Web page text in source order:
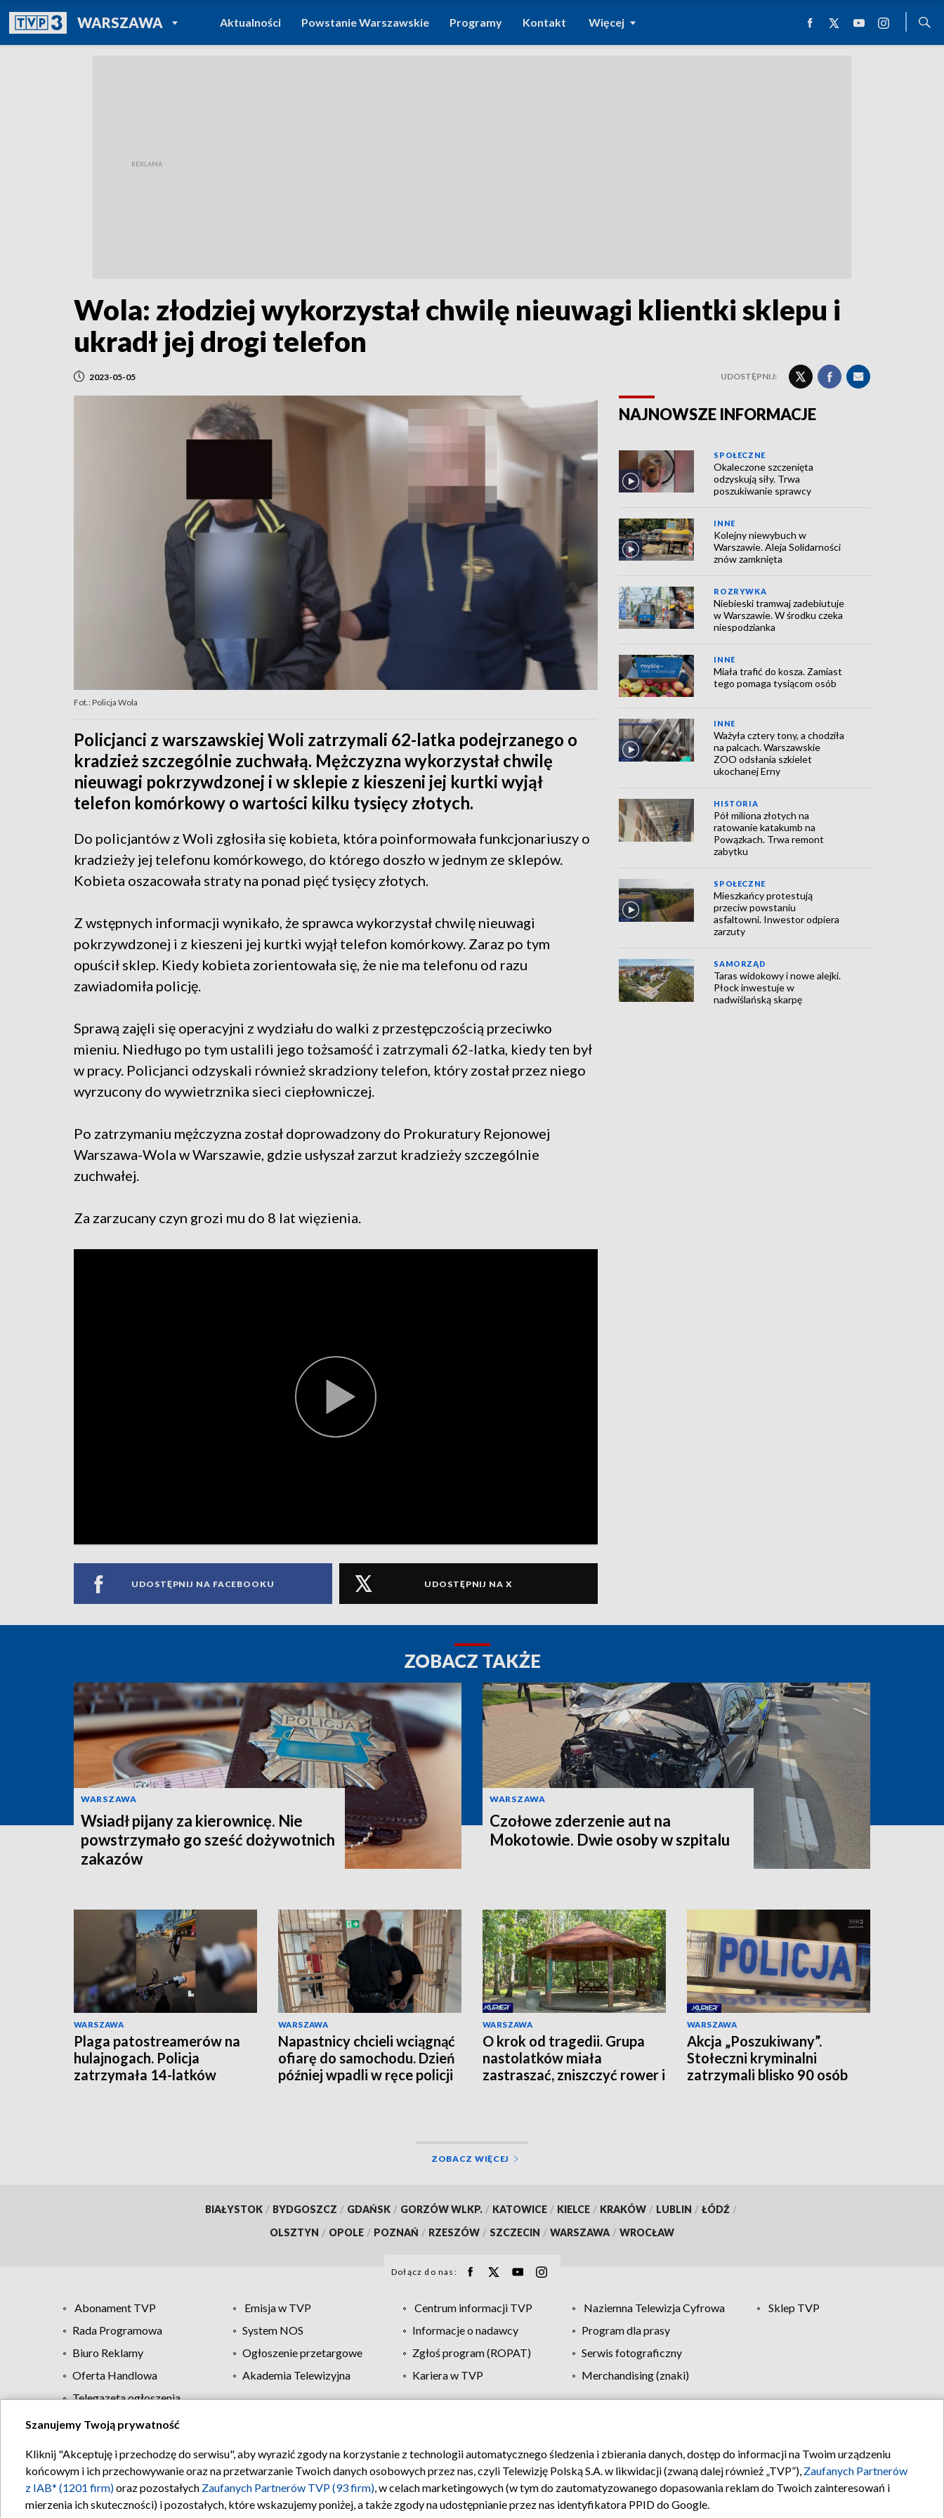
WARSZAWAPOWRÓT DO
TVP REGIONY
Aktualności Powstanie Warszawskie Programy Kontakt Więcej
Wola: złodziej wykorzystał chwilę nieuwagi klientki sklepu i
ukradł jej drogi telefon
2023-05-05 UDOSTĘPNIJ:
Fot.: Policja Wola
Policjanci z warszawskiej Woli zatrzymali 62-latka podejrzanego o
kradzież szczególnie zuchwałą. Mężczyzna wykorzystał chwilę
nieuwagi pokrzywdzonej i w sklepie z kieszeni jej kurtki wyjął
telefon komórkowy o wartości kilku tysięcy złotych.
Do policjantów z Woli zgłosiła się kobieta, która poinformowała funkcjonariuszy o
kradzieży jej telefonu komórkowego, do którego doszło w jednym ze sklepów.
Kobieta oszacowała straty na ponad pięć tysięcy złotych.
Z wstępnych informacji wynikało, że sprawca wykorzystał chwilę nieuwagi
pokrzywdzonej i z kieszeni jej kurtki wyjął telefon komórkowy. Zaraz po tym
opuścił sklep. Kiedy kobieta zorientowała się, że nie ma telefonu od razu
zawiadomiła policję.
Sprawą zajęli się operacyjni z wydziału do walki z przestępczością przeciwko
mieniu. Niedługo po tym ustalili jego tożsamość i zatrzymali 62-latka, kiedy ten był
w pracy. Policjanci odzyskali również skradziony telefon, który został przez niego
wyrzucony do wywietrznika sieci ciepłowniczej.
Po zatrzymaniu mężczyzna został doprowadzony do Prokuratury Rejonowej
Warszawa-Wola w Warszawie, gdzie usłyszał zarzut kradzieży szczególnie
zuchwałej.
Za zarzucany czyn grozi mu do 8 lat więzienia.
UDOSTĘPNIJ NA FACEBOOKU UDOSTĘPNIJ NA X
NAJNOWSZE INFORMACJE
SPOŁECZNE
Okaleczone szczenięta
odzyskują siły. Trwa
poszukiwanie sprawcy
INNE
Kolejny niewybuch w
Warszawie. Aleja Solidarności
znów zamknięta
ROZRYWKA
Niebieski tramwaj zadebiutuje
w Warszawie. W środku czeka
niespodzianka
INNE
Miała trafić do kosza. Zamiast
tego pomaga tysiącom osób
INNE
Ważyła cztery tony, a chodziła
na palcach. Warszawskie
ZOO odsłania szkielet
ukochanej Erny
HISTORIA
Pół miliona złotych na
ratowanie katakumb na
Powązkach. Trwa remont
zabytku
SPOŁECZNE
Mieszkańcy protestują
przeciw powstaniu
asfaltowni. Inwestor odpiera
zarzuty
SAMORZĄD
Taras widokowy i nowe alejki.
Płock inwestuje w
nadwiślańską skarpę
ZOBACZ TAKŻE
WARSZAWA
Wsiadł pijany za kierownicę. Nie
powstrzymało go sześć dożywotnich
zakazów
WARSZAWA
Czołowe zderzenie aut na
Mokotowie. Dwie osoby w szpitalu
WARSZAWA
Plaga patostreamerów na
hulajnogach. Policja
zatrzymała 14-latków
WARSZAWA
Napastnicy chcieli wciągnąć
ofiarę do samochodu. Dzień
później wpadli w ręce policji
WARSZAWA
O krok od tragedii. Grupa
nastolatków miała
zastraszać, zniszczyć rower i
WARSZAWA
Akcja „Poszukiwany”.
Stołeczni kryminalni
zatrzymali blisko 90 osób
ZOBACZ WIĘCEJ
BIAŁYSTOK / BYDGOSZCZ / GDAŃSK / GORZÓW WLKP. / KATOWICE / KIELCE / KRAKÓW / LUBLIN / ŁÓDŹ /
OLSZTYN / OPOLE / POZNAŃ / RZESZÓW / SZCZECIN / WARSZAWA / WROCŁAW
Dołącz do nas:
Abonament TVP Emisja w TVP Centrum informacji TVP Naziemna Telewizja Cyfrowa
Sklep TVP
Rada Programowa
System NOS Informacje o nadawcy
Program dla prasy
Biuro Reklamy
Ogłoszenie przetargowe Zgłoś program (ROPAT)
Serwis fotograficzny
Oferta Handlowa
Akademia Telewizyjna Kariera w TVP
Merchandising (znaki)
Telegazeta ogłoszenia
Regulamin TVP Polityka prywatności Moje zgody Pomoc Biuro reklamy Kontakt
Szanujemy Twoją prywatność
Kliknij "Akceptuję i przechodzę do serwisu", aby wyrazić zgody na korzystanie z technologii automatycznego śledzenia i zbierania danych, dostęp do informacji na Twoim urządzeniu
końcowym i ich przechowywanie oraz na przetwarzanie Twoich danych osobowych przez nas, czyli Telewizję Polską S.A. w likwidacji (zwaną dalej również „TVP”), Zaufanych Partnerów
z IAB* (1201 firm)oraz pozostałych Zaufanych Partnerów TVP (93 firm), w celach marketingowych (w tym do zautomatyzowanego dopasowania reklam do Twoich zainteresowań i
mierzenia ich skuteczności) i pozostałych, które wskazujemy poniżej, a także zgody na udostępnianie przez nas identyfikatora PPID do Google.